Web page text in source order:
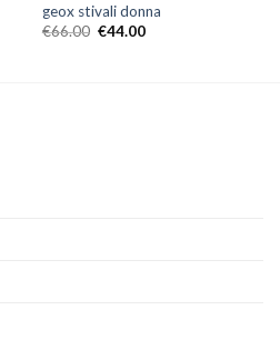
geox stivali donna
€66.00 €44.00